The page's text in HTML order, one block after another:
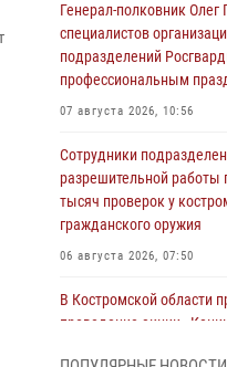
Генерал-полковник Олег
специалистов
подразделений
профессиональным
07 августа 2026, 10:56
Сотрудники
разрешительной работы
тысяч проверок у
гражданского оружия
06 августа 2026, 07:50
В Костромской области
проведение акции